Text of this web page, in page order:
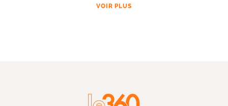
VOIR PLUS